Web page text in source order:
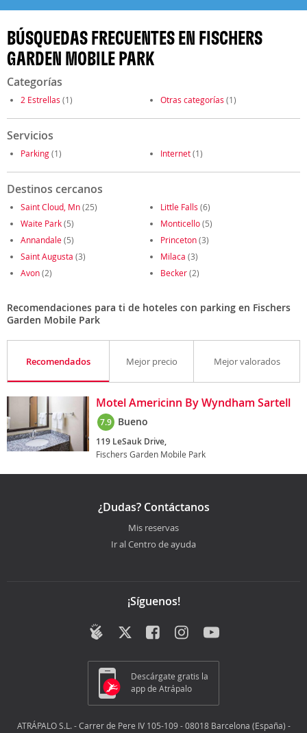
BÚSQUEDAS FRECUENTES EN FISCHERS
GARDEN MOBILE PARK
Categorías
2 Estrellas (1) Otras categorías (1)
Servicios
Parking(1) Internet(1)
Destinos cercanos
Saint Cloud, Mn(25) Little Falls (6)
Waite Park(5) Monticello(5)
Annandale(5) Princeton(3)
Saint Augusta (3) Milaca (3)
Avon(2) Becker(2)
Recomendaciones para ti de hoteles con parking en Fischers
Garden Mobile Park
Recomendados Mejor precio Mejor valorados
Motel Americinn By Wyndham Sartell
7.9 Bueno
119 LeSauk Drive,
Fischers Garden Mobile Park
¿Dudas? Contáctanos
Mis reservas
Ir al Centro de ayuda
¡Síguenos!
Descárgate gratis la
app de Atrápalo
ATRÁPALO S.L. - Carrer de Pere IV 105-109 - 08018 Barcelona (España) -